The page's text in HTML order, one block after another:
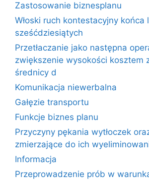
Zastosowanie biznesplanu
Włoski ruch kontestacyjny końca
sześćdziesiątych
Przetłaczanie jako następna
zwiększenie wysokości kosztem
średnicy d
Komunikacja niewerbalna
Gałęzie transportu
Funkcje biznes planu
Przyczyny pękania wytłoczek
zmierzające do ich
Informacja
Przeprowadzenie prób w